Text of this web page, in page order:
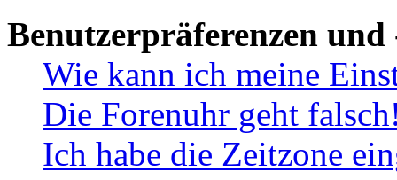
Benutzerpräferenzen und
Wie kann ich meine
Die Forenuhr geht
Ich habe die Zeitzone